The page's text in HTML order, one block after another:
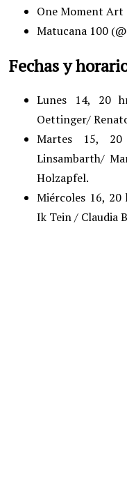
One Moment
Matucana 100
Fechas y
Lunes 14, 20
Oettinger/
Martes 15,
Linsambarth/
Holzapfel.
Miércoles 16, 20
Ik Tein / Claudia